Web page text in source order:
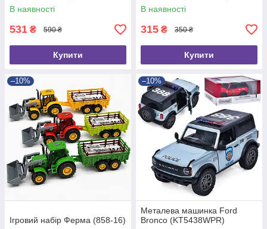
В наявності
531 ₴ 590 ₴
Купити
В наявності
315 ₴ 350 ₴
Купити
–10%
Ігровий набір Ферма (858-16)
–10%
Металева машинка Ford
Bronco (KT5438WPR)